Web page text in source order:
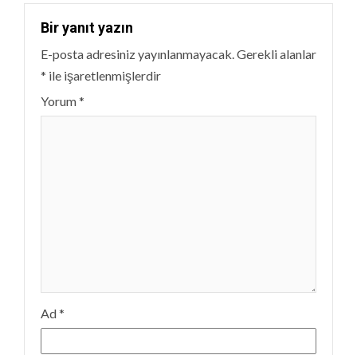
Bir yanıt yazın
E-posta adresiniz yayınlanmayacak.Gerekli alanlar
* ile işaretlenmişlerdir
Yorum*
Ad*